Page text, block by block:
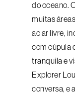
do oceano.
muitas
ao ar livre,
com cúpula
tranquila e
Explorer
conversa, e